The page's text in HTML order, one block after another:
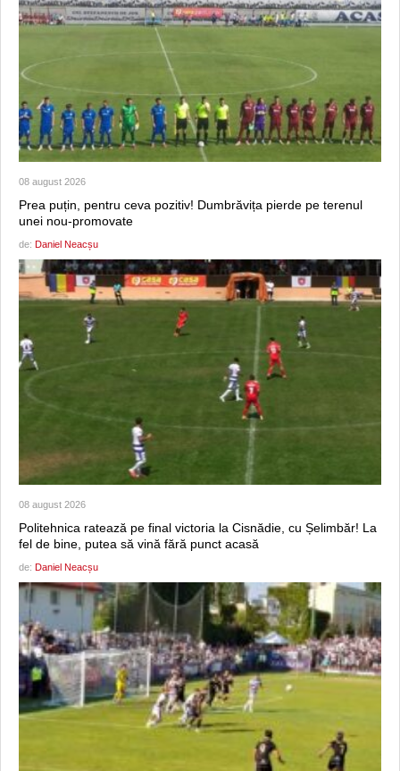
08 august 2026
Prea puțin, pentru ceva pozitiv! Dumbrăvița pierde pe terenul
unei nou-promovate
de: Daniel Neacșu
08 august 2026
Politehnica ratează pe final victoria la Cisnădie, cu Șelimbăr! La
fel de bine, putea să vină fără punct acasă
de: Daniel Neacșu